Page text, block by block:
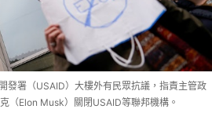
發署（USAID）大樓外有民眾抗議，指責主管政
（Elon Musk）關閉USAID等聯邦機構。